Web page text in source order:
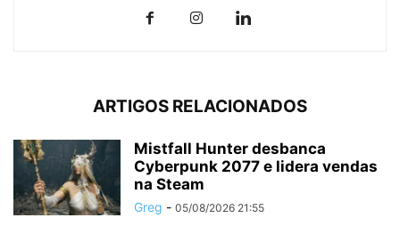
ARTIGOS RELACIONADOS
Mistfall Hunter desbanca
Cyberpunk 2077 e lidera vendas
na Steam
Greg - 05/08/2026 21:55